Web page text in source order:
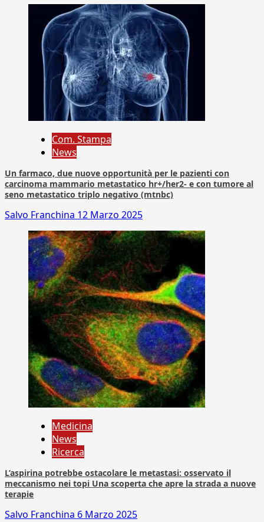
Com. Stampa
News
Un farmaco, due nuove opportunità per le pazienti con
carcinoma mammario metastatico hr+/her2- e con tumore al
seno metastatico triplo negativo (mtnbc)
Salvo Franchina 12 Marzo 2025
Medicina
News
Ricerca
L’aspirina potrebbe ostacolare le metastasi: osservato il
meccanismo nei topi Una scoperta che apre la strada a nuove
terapie
Salvo Franchina 6 Marzo 2025